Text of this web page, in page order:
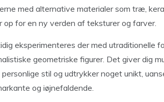
med alternative materialer som træ,
op for en ny verden af teksturer og farver.
eksperimenteres der med utraditionelle
geometriske figurer. Det giver dig
personlige stil og udtrykker noget unikt,
og iøjnefaldende.